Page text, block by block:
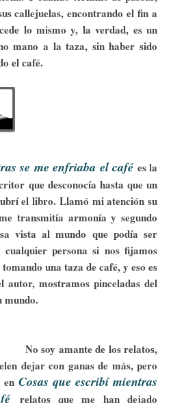
callejuelas, encontrando el fin a
lo mismo y, la verdad, es un
mano a la taza, sin haber sido
el café.
se me enfriaba el café es la
que desconocía hasta que un
el libro. Llamó mi atención su
transmitía armonía y segundo
vista al mundo que podía ser
persona si nos fijamos
una taza de café, y eso es
autor, mostramos pinceladas del
mundo.
No soy amante de los relatos,
dejar con ganas de más, pero
en Cosas que escribí mientras
relatos que me han dejado